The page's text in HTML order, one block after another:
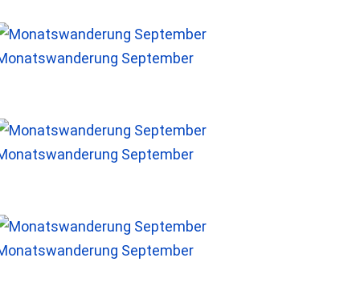
September
September
September